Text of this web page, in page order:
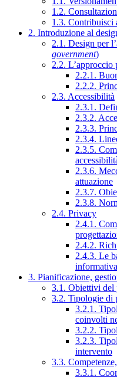
1.2.
1.3. Contribuisci
2. Introduzione al
2.1. Design per
government)
2.2. L’approccio
2.2.1.
2.2.2.
2.3. Accessibilità
2.3.1.
2.3.2.
2.3.3.
2.3.4.
2.3.5.
2.3.6.
attuazione
2.3.7.
2.3.8.
2.4. Privacy
2.4.1.
2.4.2.
2.4.3. Le
3. Pianificazione,
3.1. Obiettivi del
3.2. Tipologie di
3.2.1.
coinvolti
3.2.2.
3.2.3.
intervento
3.3.
3.3.1.